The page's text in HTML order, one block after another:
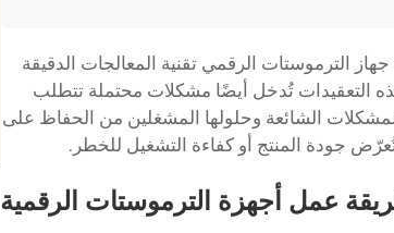
الترموستات الرقمي تقنية المعالجات الدقيقة
التعقيدات تُدخل أيضًا مشكلات محتملة تتطلب
الشائعة وحلولها المشغلين من الحفاظ على
جودة المنتج أو كفاءة التشغيل للخطر.
عمل أجهزة الترموستات الرقمية